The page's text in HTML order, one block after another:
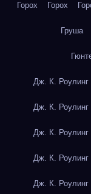
Горох Горох
Груша
Дж. К. Роулинг
Дж. К. Роулинг
Дж. К. Роулинг
Дж. К. Роулинг
Дж. К. Роулинг